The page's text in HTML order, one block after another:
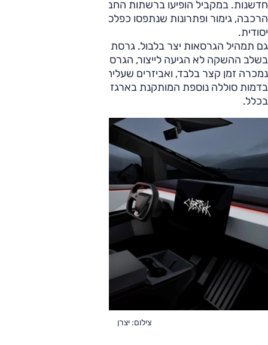
חדשנות. במקביל הופיעו ברשתות החברתיות עדויות על בעיות
הרכבה, גימור ופתרונות שנתפסו כפלסטרים לבעיה הרבה יותר
יסודית.
בשלב ההשקה לא הגיעה לייצור, הגרסה הזולה עם מנוע יחיד
נמכרה זמן קצר בלבד, ואביזרים שעליהם הוכרז, כמו מאריך טווח
בדמות סוללה נוספת המותקנת בארגז המטען לא התממשו
בכלל.
צילום: יצרן